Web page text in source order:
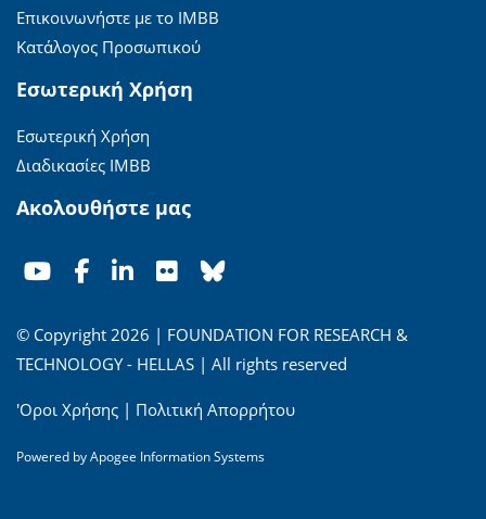
Επικοινωνήστε με το ΙΜΒΒ
Κατάλογος Προσωπικού
Εσωτερική Χρήση
Εσωτερική Χρήση
Διαδικασίες ΙΜΒΒ
Ακολουθήστε μας
© Copyright 2026 | FOUNDATION FOR RESEARCH &
TECHNOLOGY - HELLAS | All rights reserved
'Οροι Χρήσης | Πολιτική Απορρήτου
Powered byApogee Information Systems